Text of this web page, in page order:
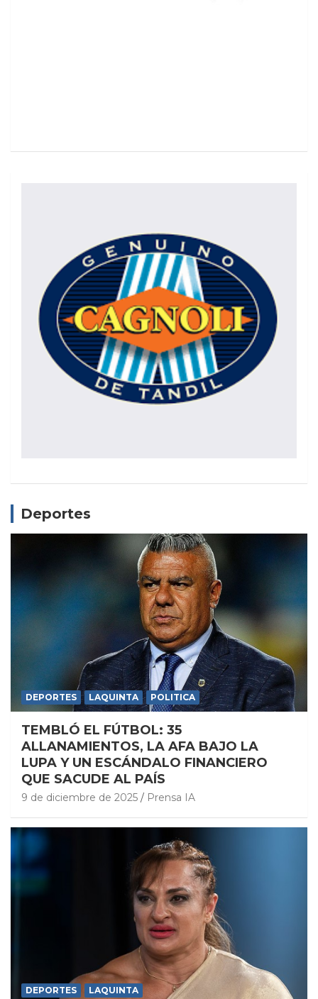
Deportes
DEPORTES LAQUINTA POLITICA
TEMBLÓ EL FÚTBOL: 35
ALLANAMIENTOS, LA AFA BAJO LA
LUPA Y UN ESCÁNDALO FINANCIERO
QUE SACUDE AL PAÍS
9 de diciembre de 2025 Prensa IA
DEPORTES LAQUINTA